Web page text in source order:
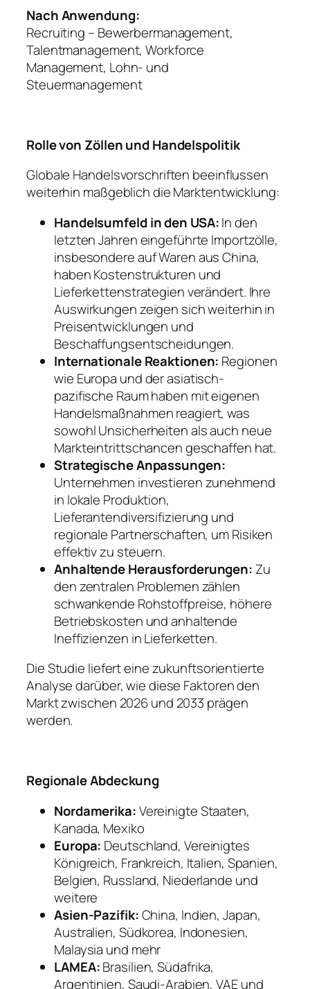
Nach Anwendung:
Recruiting – Bewerbermanagement,
Talentmanagement, Workforce
Management, Lohn- und
Steuermanagement
Rolle von Zöllen und Handelspolitik
Globale Handelsvorschriften beeinflussen
weiterhin maßgeblich die Marktentwicklung:
Handelsumfeld in den USA:In den
letzten Jahren eingeführte Importzölle,
insbesondere auf Waren aus China,
haben Kostenstrukturen und
Lieferkettenstrategien verändert. Ihre
Auswirkungen zeigen sich weiterhin in
Preisentwicklungen und
Beschaffungsentscheidungen.
Internationale Reaktionen: Regionen
wie Europa und der asiatisch-
pazifische Raum haben mit eigenen
Handelsmaßnahmen reagiert, was
sowohl Unsicherheiten als auch neue
Markteintrittschancen geschaffen hat.
Strategische Anpassungen:
Unternehmen investieren zunehmend
in lokale Produktion,
Lieferantendiversifizierung und
regionale Partnerschaften, um Risiken
effektiv zu steuern.
Anhaltende Herausforderungen: Zu
den zentralen Problemen zählen
schwankende Rohstoffpreise, höhere
Betriebskosten und anhaltende
Ineffizienzen in Lieferketten.
Die Studie liefert eine zukunftsorientierte
Analyse darüber, wie diese Faktoren den
Markt zwischen 2026 und 2033 prägen
werden.
Regionale Abdeckung
Nordamerika:Vereinigte Staaten,
Kanada, Mexiko
Europa: Deutschland, Vereinigtes
Königreich, Frankreich, Italien, Spanien,
Belgien, Russland, Niederlande und
weitere
Asien-Pazifik:China, Indien, Japan,
Australien, Südkorea, Indonesien,
Malaysia und mehr
LAMEA:Brasilien, Südafrika,
Argentinien, Saudi-Arabien, VAE und